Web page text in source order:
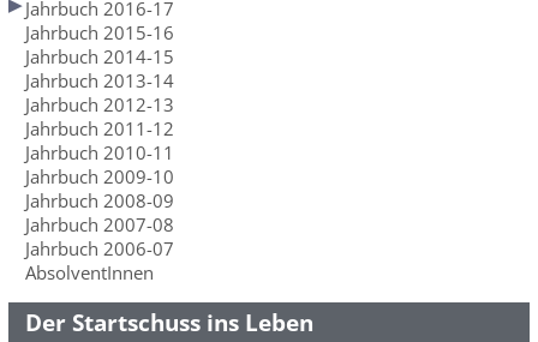
Jahrbuch 2016-17
Jahrbuch 2015-16
Jahrbuch 2014-15
Jahrbuch 2013-14
Jahrbuch 2012-13
Jahrbuch 2011-12
Jahrbuch 2010-11
Jahrbuch 2009-10
Jahrbuch 2008-09
Jahrbuch 2007-08
Jahrbuch 2006-07
AbsolventInnen
Der Startschuss ins Leben